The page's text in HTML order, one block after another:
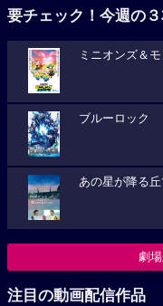
要チェック！今週の
ミニオンズ＆
ブルーロック
あの星が降る丘
劇
注目の動画配信作品